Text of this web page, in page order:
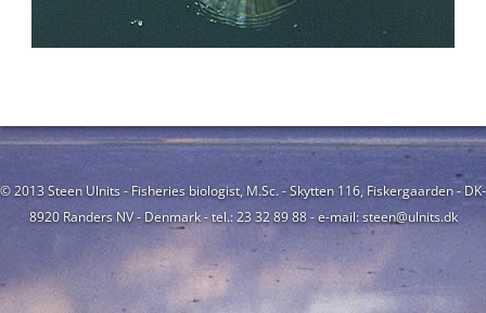
© 2013 Steen Ulnits - Fisheries biologist, M.Sc. - Skytten 116, Fiskergaarden - DK-
8920 Randers NV - Denmark - tel.: 23 32 89 88 - e-mail: steen@ulnits.dk